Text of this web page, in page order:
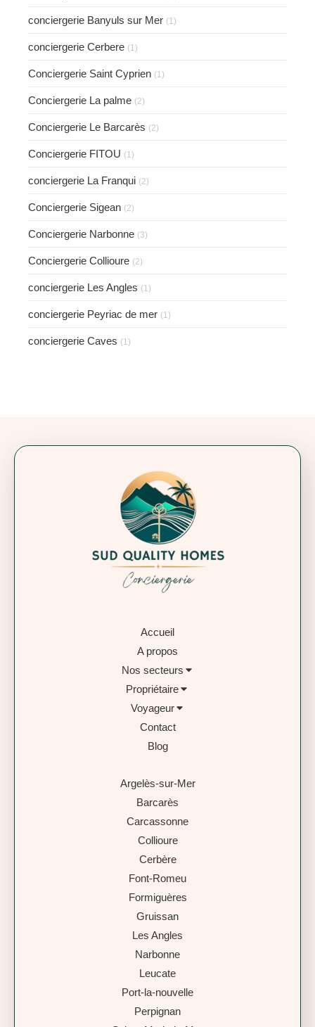
conciergerie Banyuls sur Mer (1)
conciergerie Cerbere (1)
Conciergerie Saint Cyprien (1)
Conciergerie La palme (2)
Conciergerie Le Barcarès (2)
Conciergerie FITOU (1)
conciergerie La Franqui (2)
Conciergerie Sigean (2)
Conciergerie Narbonne (3)
Conciergerie Collioure (2)
conciergerie Les Angles (1)
conciergerie Peyriac de mer (1)
conciergerie Caves (1)
Accueil
A propos
Nos secteurs
Propriétaire
Voyageur
Contact
Blog
Argelès-sur-Mer
Barcarès
Carcassonne
Collioure
Cerbère
Font-Romeu
Formiguères
Gruissan
Les Angles
Narbonne
Leucate
Port-la-nouvelle
Perpignan